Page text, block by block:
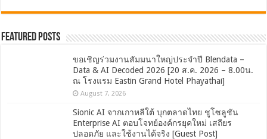
Featured Posts
ขอเชิญร่วมงานสัมมนาใหญ่ประจำปี Blendata –
Data & AI Decoded 2026 [20 ส.ค. 2026 – 8.00น.
ณ โรงแรม Eastin Grand Hotel Phayathai]
August 7, 2026
Sionic AI จากเกาหลีใต้ บุกตลาดไทย ชูโซลูชัน
Enterprise AI ตอบโจทย์องค์กรยุคใหม่ เสถียร
ปลอดภัย และใช้งานได้จริง [Guest Post]